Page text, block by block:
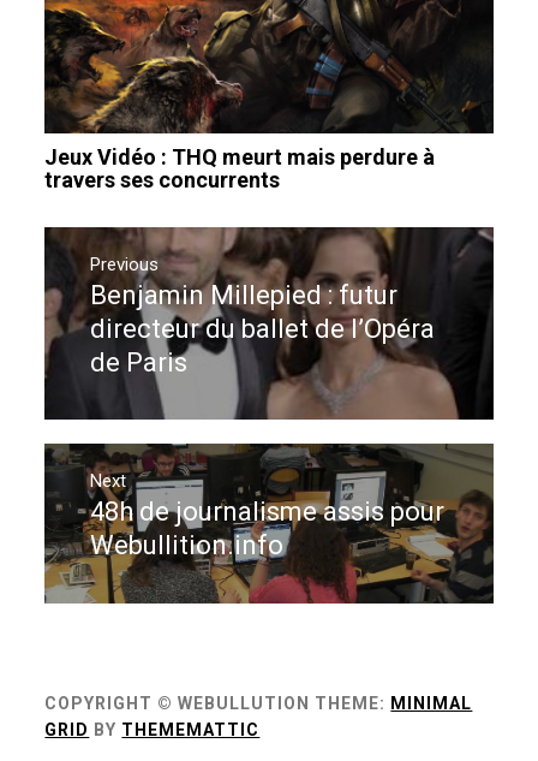
Jeux Vidéo : THQ meurt mais perdure à
travers ses concurrents
Navigation
de
l’article
Previous
Previous
post:
Benjamin Millepied : futur
directeur du ballet de l’Opéra
de Paris
Next
Next
post:
48h de journalisme assis pour
Webullition.info
COPYRIGHT © WEBULLUTION THEME: MINIMAL
GRID BY THEMEMATTIC